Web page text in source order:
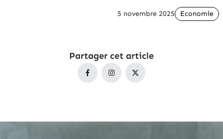
5 novembre 2025 Economie
Partager cet article